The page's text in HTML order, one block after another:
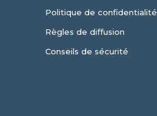
Politique de confidentialité
Règles de diffusion
Conseils de sécurité